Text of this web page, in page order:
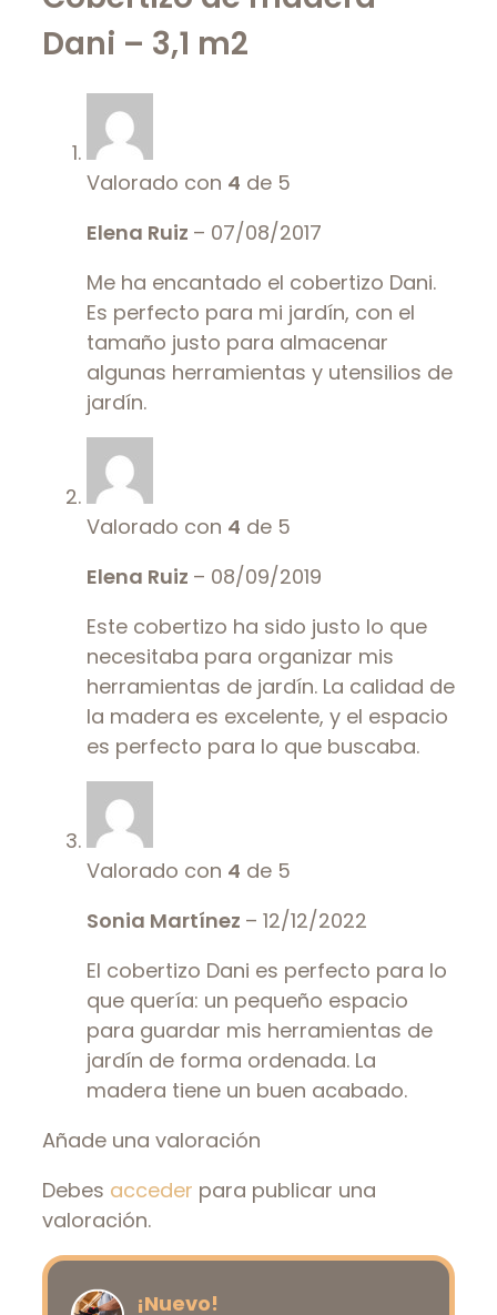
Dani – 3,1 m2
Valorado con 4 de 5
Elena Ruiz – 07/08/2017
Me ha encantado el cobertizo Dani.
Es perfecto para mi jardín, con el
tamaño justo para almacenar
algunas herramientas y utensilios de
jardín.
Valorado con 4 de 5
Elena Ruiz – 08/09/2019
Este cobertizo ha sido justo lo que
necesitaba para organizar mis
herramientas de jardín. La calidad de
la madera es excelente, y el espacio
es perfecto para lo que buscaba.
Valorado con 4 de 5
Sonia Martínez – 12/12/2022
El cobertizo Dani es perfecto para lo
que quería: un pequeño espacio
para guardar mis herramientas de
jardín de forma ordenada. La
madera tiene un buen acabado.
Añade una valoración
Debes acceder para publicar una
valoración.
¡Nuevo!